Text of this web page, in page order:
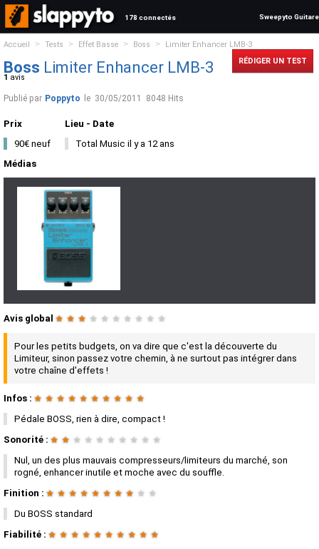
178 connectés Sweepyto Guitare
Accueil > Tests > Effet Basse > Boss > Limiter Enhancer LMB-3
Boss Limiter Enhancer LMB-3
1 avis
RÉDIGER UN TEST
Publié par Poppyto le 30/05/2011 8048 Hits
Prix
90€ neuf
Lieu - Date
Total Music il y a 12 ans
Médias
Avis global ★ ★ ★ ★ ★ ★ ★ ★ ★ ★
Pour les petits budgets, on va dire que c'est la découverte du
Limiteur, sinon passez votre chemin, à ne surtout pas intégrer dans
votre chaîne d'effets !
Infos : ★ ★ ★ ★ ★ ★ ★ ★ ★ ★
Pédale BOSS, rien à dire, compact !
Sonorité : ★ ★ ★ ★ ★ ★ ★ ★ ★ ★
Nul, un des plus mauvais compresseurs/limiteurs du marché, son
rogné, enhancer inutile et moche avec du souffle.
Finition : ★ ★ ★ ★ ★ ★ ★ ★ ★ ★
Du BOSS standard
Fiabilité : ★ ★ ★ ★ ★ ★ ★ ★ ★ ★